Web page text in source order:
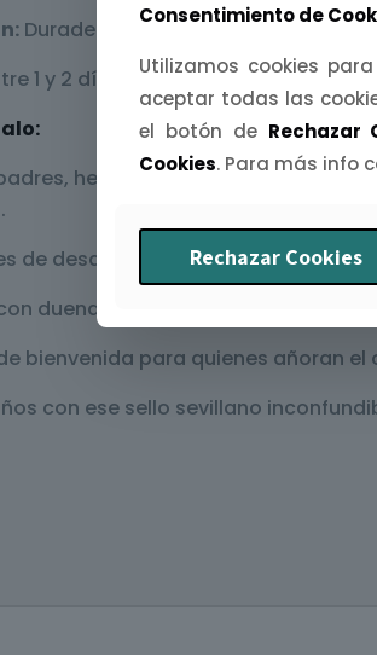
Duradera con textos/elementos
1 y 2 días hábiles; 4,50 € (gratis ≥
hermanos o amigos que no
de desayunos que terminan siendo
duende para los compañeros de
bienvenida para quienes añoran el
con ese sello sevillano
Consentimiento de
Utilizamos cookies
aceptar todas las
el botón de Rechazar
Cookies. Para más info
Rechazar Cookies